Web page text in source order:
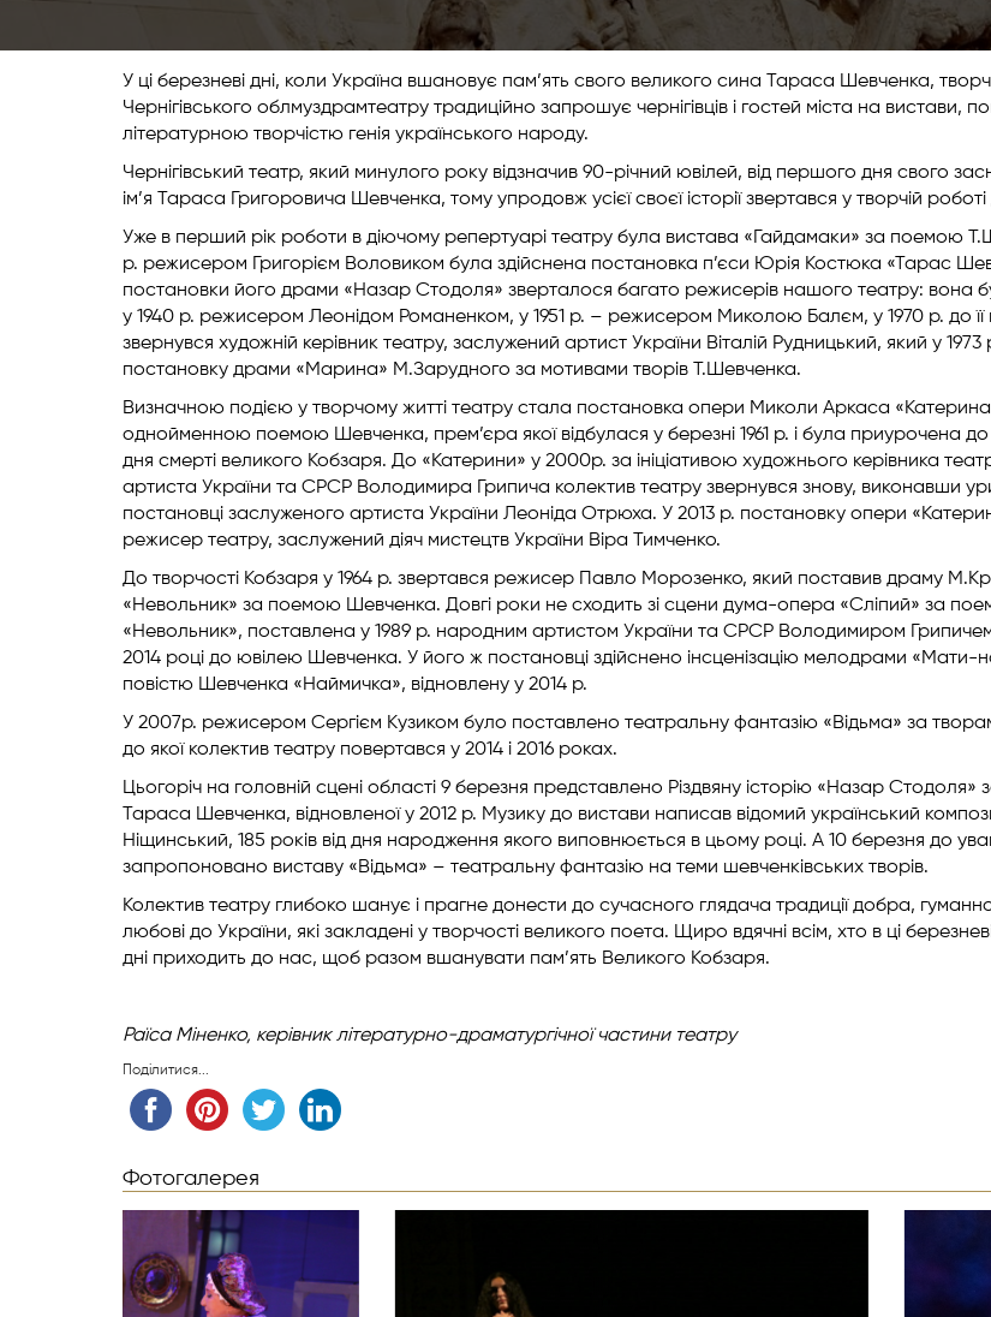
У ці березневі дні, коли Україна вшановує пам’ять свого великого сина Тараса Шевченка,
Чернігівського облмуздрамтеатру традиційно запрошує чернігівців і гостей міста на вистави,
літературною творчістю генія українського народу.
Чернігівський театр, який минулого року відзначив 90-річний ювілей, від першого дня свого
ім’я Тараса Григоровича Шевченка, тому упродовж усієї своєї історії звертався у творчій
Уже в перший рік роботи в діючому репертуарі театру була вистава «Гайдамаки» за поемою
р. режисером Григорієм Воловиком була здійснена постановка п’єси Юрія Костюка «Тарас
постановки його драми «Назар Стодоля» зверталося багато режисерів нашого театру: вона
у 1940 р. режисером Леонідом Романенком, у 1951 р. – режисером Миколою Балєм, у 1970 р. до її
звернувся художній керівник театру, заслужений артист України Віталій Рудницький, який у 1973
постановку драми «Марина» М.Зарудного за мотивами творів Т.Шевченка.
Визначною подією у творчому житті театру стала постановка опери Миколи Аркаса
однойменною поемою Шевченка, прем’єра якої відбулася у березні 1961 р. і була приурочена до
дня смерті великого Кобзаря. До «Катерини» у 2000р. за ініціативою художнього керівника
артиста України та СРСР Володимира Грипича колектив театру звернувся знову, виконавши
постановці заслуженого артиста України Леоніда Отрюха. У 2013 р. постановку опери
режисер театру, заслужений діяч мистецтв України Віра Тимченко.
До творчості Кобзаря у 1964 р. звертався режисер Павло Морозенко, який поставив драму
«Невольник» за поемою Шевченка. Довгі роки не сходить зі сцени дума-опера «Сліпий» за
«Невольник», поставлена у 1989 р. народним артистом України та СРСР Володимиром Грипичем
2014 році до ювілею Шевченка. У його ж постановці здійснено інсценізацію мелодрами «Мати-
повістю Шевченка «Наймичка», відновлену у 2014 р.
У 2007р. режисером Сергієм Кузиком було поставлено театральну фантазію «Відьма» за
до якої колектив театру повертався у 2014 і 2016 роках.
Цьогоріч на головній сцені області 9 березня представлено Різдвяну історію «Назар Стодоля»
Тараса Шевченка, відновленої у 2012 р. Музику до вистави написав відомий український
Ніщинський, 185 років від дня народження якого виповнюється в цьому році. А 10 березня до
запропоновано виставу «Відьма» – театральну фантазію на теми шевченківських творів.
Колектив театру глибоко шанує і прагне донести до сучасного глядача традиції добра,
любові до України, які закладені у творчості великого поета. Щиро вдячні всім, хто в ці
дні приходить до нас, щоб разом вшанувати пам’ять Великого Кобзаря.
Раїса Міненко, керівник літературно-драматургічноїчастини театру
Поділитися...
Фотогалерея